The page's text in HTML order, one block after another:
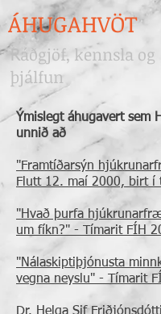
ÁHUGAHVÖT
Ráðgjöf, kennsla og
þjálfun
Ýmislegt áhugavert sem
unnið að
"Framtíðarsýn
Flutt 12. maí 2000, birt í
"Hvað þurfa
um fíkn?" - Tímarit FÍH
"Nálaskiptiþjónusta
vegna neyslu" - Tímarit